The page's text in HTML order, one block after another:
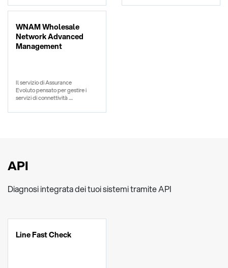
WNAM Wholesale
Network Advanced
Management
Il servizio di Assurance
Evoluto pensato per gestire i
servizi di connettività ....
API
Diagnosi integrata dei tuoi sistemi tramite API
Line Fast Check